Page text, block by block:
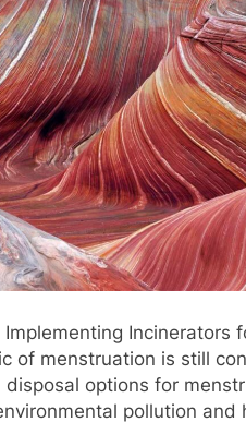
Incinerators
of menstruation is still
options for
pollution